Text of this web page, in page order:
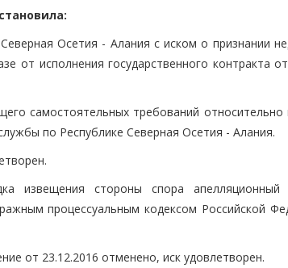
Осетия - Алания с иском о признании
от исполнения государственного контракта
самостоятельных требований относительно
по Республике Северная Осетия - Алания.
извещения стороны спора
процессуальным кодексом Российской
от 23.12.2016 отменено, иск удовлетворен.